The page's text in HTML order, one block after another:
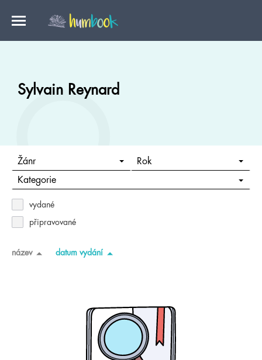
Sylvain Reynard
Žánr Rok
Kategorie
vydané
připravované
název datum vydání